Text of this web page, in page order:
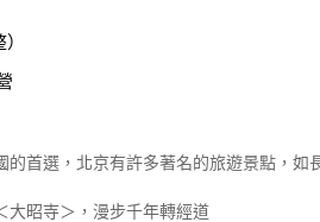
首選，北京有許多著名的旅遊景點，如
大昭寺＞，漫步千年轉經道